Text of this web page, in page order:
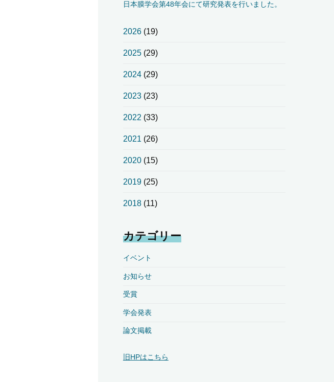
日本膜学会第48年会にて研究発表を行いました。
2026(19)
2025(29)
2024(29)
2023(23)
2022 (33)
2021 (26)
2020(15)
2019(25)
2018(11)
カテゴリー
イベント
お知らせ
受賞
学会発表
論文掲載
旧HPはこちら